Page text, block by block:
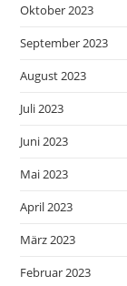
Oktober 2023
September 2023
August 2023
Juli 2023
Juni 2023
Mai 2023
April 2023
März 2023
Februar 2023